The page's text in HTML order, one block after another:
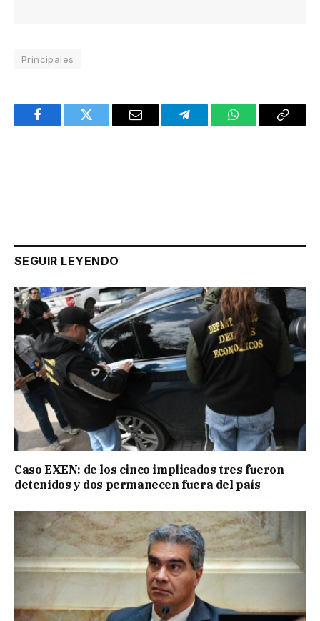
Principales
FacebookTwitter Email TelegramWhatsAppCopy
SEGUIR LEYENDO
Caso EXEN: de los cinco implicados tres fueron
detenidos y dos permanecen fuera del país